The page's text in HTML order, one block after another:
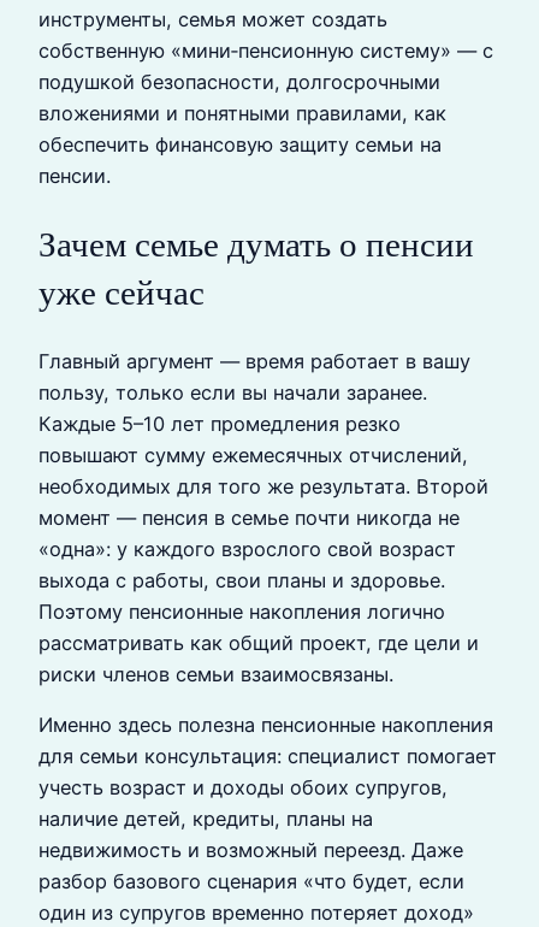
инструменты, семья может создать
собственную «мини‑пенсионную систему» — с
подушкой безопасности, долгосрочными
вложениями и понятными правилами, как
обеспечить финансовую защиту семьи на
пенсии.
Зачем семье думать о пенсии
уже сейчас
Главный аргумент — время работает в вашу
пользу, только если вы начали заранее.
Каждые 5–10 лет промедления резко
повышают сумму ежемесячных отчислений,
необходимых для того же результата. Второй
момент — пенсия в семье почти никогда не
«одна»: у каждого взрослого свой возраст
выхода с работы, свои планы и здоровье.
Поэтому пенсионные накопления логично
рассматривать как общий проект, где цели и
риски членов семьи взаимосвязаны.
Именно здесь полезна пенсионные накопления
для семьи консультация: специалист помогает
учесть возраст и доходы обоих супругов,
наличие детей, кредиты, планы на
недвижимость и возможный переезд. Даже
разбор базового сценария «что будет, если
один из супругов временно потеряет доход»